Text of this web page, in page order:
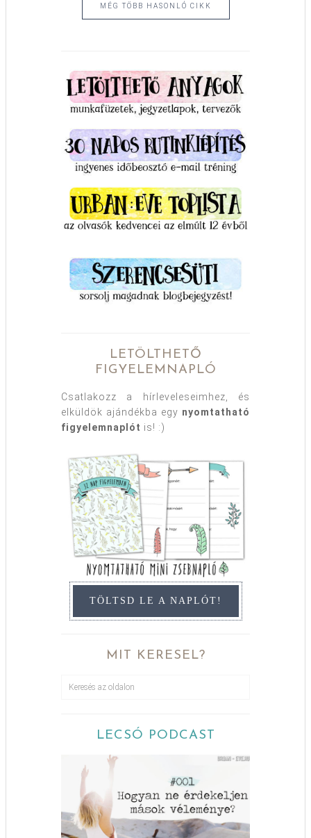
MÉG TÖBB HASONLÓ CIKK
LETÖLTHETŐ
FIGYELEMNAPLÓ
Csatlakozz a hírleveleseimhez, és
elküldök ajándékba egy nyomtatható
figyelemnaplót is! :)
TÖLTSD LE A NAPLÓT!
MIT KERESEL?
LECSÓ PODCAST